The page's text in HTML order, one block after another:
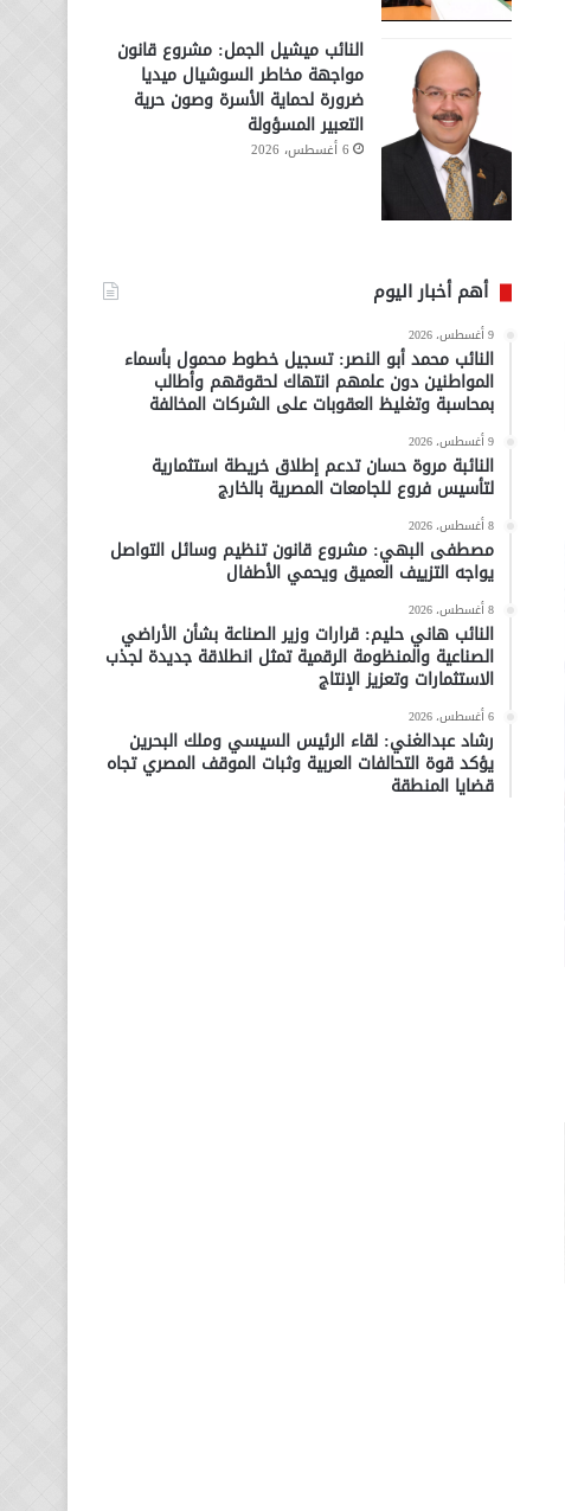
النائب ميشيل الجمل: مشروع قانون
مواجهة مخاطر السوشيال ميديا
ضرورة لحماية الأسرة وصون حرية
التعبير المسؤولة
6 أغسطس، 2026
أهم أخبار اليوم
9 أغسطس، 2026
النائب محمد أبو النصر: تسجيل خطوط محمول بأسماء
المواطنين دون علمهم انتهاك لحقوقهم وأطالب
بمحاسبة وتغليظ العقوبات على الشركات المخالفة
9 أغسطس، 2026
النائبة مروة حسان تدعم إطلاق خريطة استثمارية
لتأسيس فروع للجامعات المصرية بالخارج
8 أغسطس، 2026
مصطفى البهي: مشروع قانون تنظيم وسائل التواصل
يواجه التزييف العميق ويحمي الأطفال
8 أغسطس، 2026
النائب هاني حليم: قرارات وزير الصناعة بشأن الأراضي
الصناعية والمنظومة الرقمية تمثل انطلاقة جديدة لجذب
الاستثمارات وتعزيز الإنتاج
6 أغسطس، 2026
رشاد عبدالغني: لقاء الرئيس السيسي وملك البحرين
يؤكد قوة التحالفات العربية وثبات الموقف المصري تجاه
قضايا المنطقة